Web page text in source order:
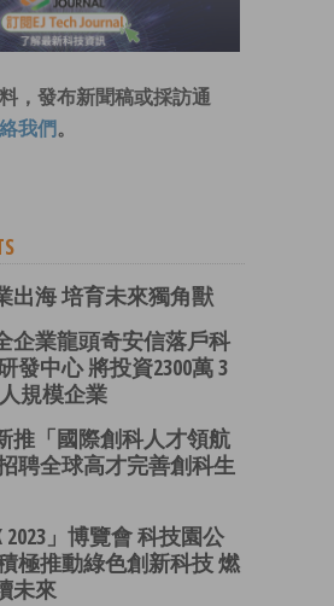
，發布新聞稿或採訪通
我們 。
出海 培育未來獨角獸
企業龍頭奇安信落戶科
發中心 將投資2300萬 3
規模企業
推「國際創科人才領航
聘全球高才完善創科生
2023」博覽會 科技園公
極推動綠色創新科技 燃
未來